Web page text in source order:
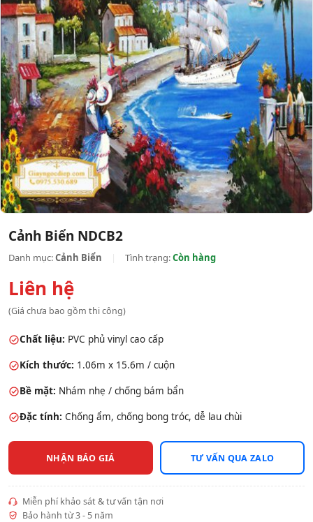
Cảnh Biển NDCB2
Danh mục:Cảnh Biển Tình trạng:Còn hàng
Liên hệ
(Giá chưa bao gồm thi công)
Chất liệu: PVC phủ vinyl cao cấp
Kích thước: 1.06m x 15.6m / cuộn
Bề mặt: Nhám nhẹ / chống bám bẩn
Đặc tính: Chống ẩm, chống bong tróc, dễ lau chùi
NHẬN BÁO GIÁ TƯ VẤN QUA ZALO
Miễn phí khảo sát & tư vấn tận nơi
Bảo hành từ 3 - 5 năm